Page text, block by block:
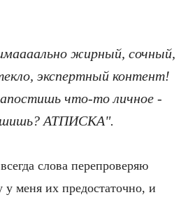
жирный, сочный,
экспертный контент!
что-то личное -
АТПИСКА".
слова перепроверяю
меня их предостаточно, и